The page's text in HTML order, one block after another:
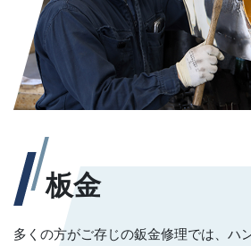
板金
多くの方がご存じの鈑金修理では、ハ